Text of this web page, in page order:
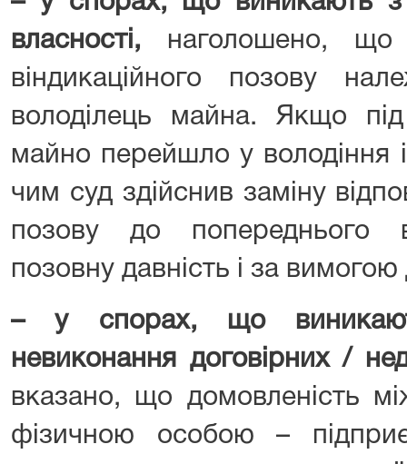
власності , наголошено, що
віндикаційного позову
володілець майна. Якщо
майно перейшло у володіння
чим суд здійснив заміну
позову до попереднього
позовну давність і за
–у спорах, що
невиконання договірних /
вказано, що домовленість
фізичною особою –